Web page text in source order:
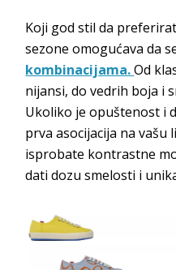
Koji god stil da
sezone omogućava da
kombinacijama.Od
nijansi, do vedrih boja i
Ukoliko je opuštenost i
prva asocijacija na vašu
isprobate kontrastne
dati dozu smelosti i